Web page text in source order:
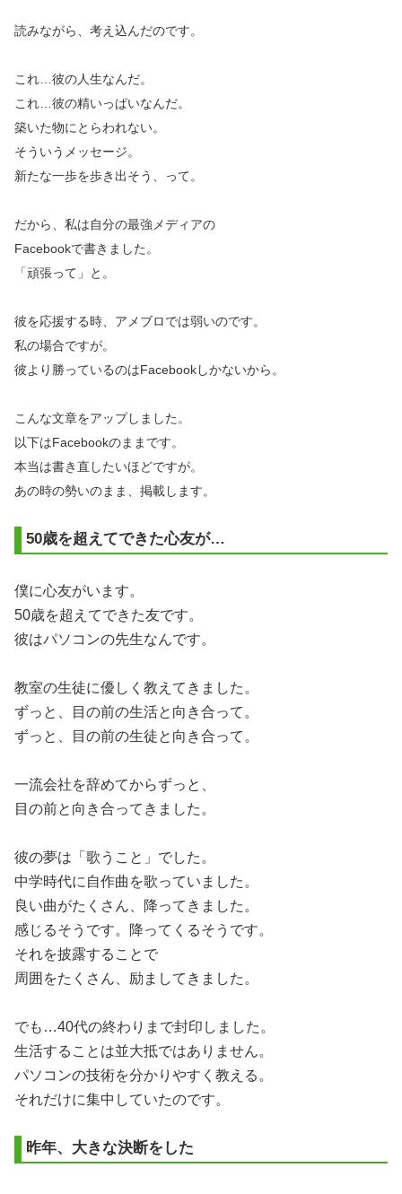
読みながら、考え込んだのです。
これ…彼の人生なんだ。
これ…彼の精いっぱいなんだ。
築いた物にとらわれない。
そういうメッセージ。
新たな一歩を歩き出そう、って。
だから、私は自分の最強メディアの
Facebookで書きました。
「頑張って」と。
彼を応援する時、アメブロでは弱いのです。
私の場合ですが。
彼より勝っているのはFacebookしかないから。
こんな文章をアップしました。
以下はFacebookのままです。
本当は書き直したいほどですが。
あの時の勢いのまま、掲載します。
50歳を超えてできた心友が…
僕に心友がいます。
50歳を超えてできた友です。
彼はパソコンの先生なんです。
教室の生徒に優しく教えてきました。
ずっと、目の前の生活と向き合って。
ずっと、目の前の生徒と向き合って。
一流会社を辞めてからずっと、
目の前と向き合ってきました。
彼の夢は「歌うこと」でした。
中学時代に自作曲を歌っていました。
良い曲がたくさん、降ってきました。
感じるそうです。降ってくるそうです。
それを披露することで
周囲をたくさん、励ましてきました。
でも…40代の終わりまで封印しました。
生活することは並大抵ではありません。
パソコンの技術を分かりやすく教える。
それだけに集中していたのです。
昨年、大きな決断をした